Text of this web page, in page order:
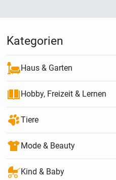
Kategorien
Haus & Garten
Hobby, Freizeit & Lernen
Tiere
Mode & Beauty
Kind & Baby